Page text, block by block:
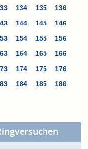
134 135
136
144 145
146
154 155
156
164 165
166
174 175
176
184 185
186